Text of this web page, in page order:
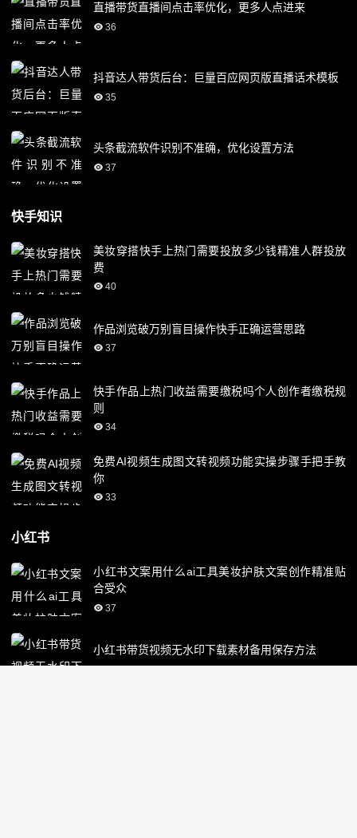
直播带货直播间点击率优化，更多人点进来
36
抖音达人带货后台：巨量百应网页版直播话术模板
35
头条截流软件识别不准确，优化设置方法
37
快手知识
美妆穿搭快手上热门需要投放多少钱精准人群投放
费
40
作品浏览破万别盲目操作快手正确运营思路
37
快手作品上热门收益需要缴税吗个人创作者缴税规
则
34
免费AI视频生成图文转视频功能实操步骤手把手教
你
33
小红书
小红书文案用什么ai工具美妆护肤文案创作精准贴
合受众
37
小红书带货视频无水印下载素材备用保存方法
36